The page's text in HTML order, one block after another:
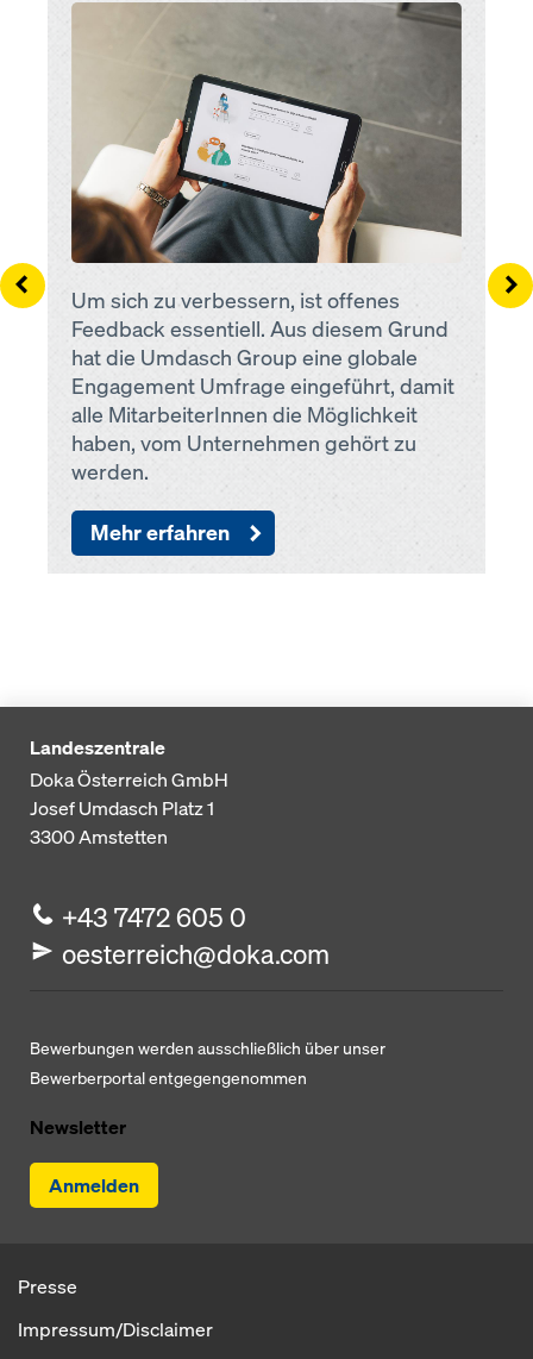
Open
Um sich zu verbessern, ist offenes
Feedback essentiell. Aus diesem Grund
hat die Umdasch Group eine globale
Engagement Umfrage eingeführt, damit
alle MitarbeiterInnen die Möglichkeit
haben, vom Unternehmen gehört zu
werden.
Mehr erfahren
Left
Landeszentrale
Doka Österreich GmbH
Josef Umdasch Platz 1
3300Amstetten
+43 7472 605 0
oesterreich@doka.com
Bewerbungen werden ausschließlich über unser
Bewerberportal entgegengenommen
Newsletter
Anmelden
Presse
Impressum/Disclaimer